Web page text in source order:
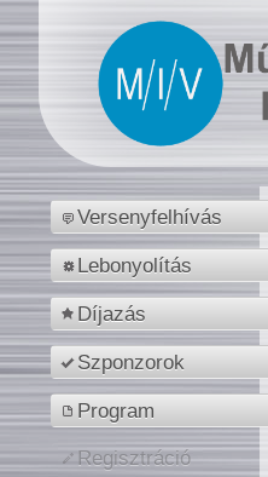
Versenyfelhívás
Lebonyolítás
Díjazás
Szponzorok
Program
Regisztráció